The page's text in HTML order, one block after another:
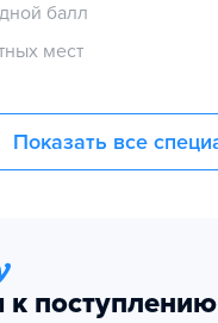
балл
мест
Показать все
к